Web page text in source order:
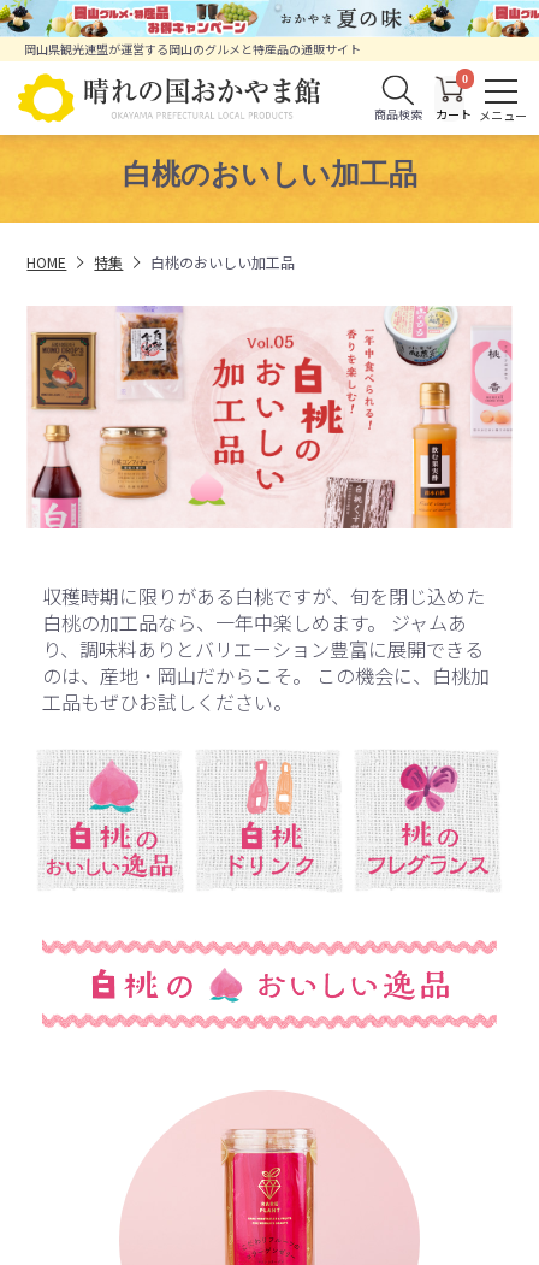
岡山県観光連盟が運営する岡山のグルメと特産品の通販サイト
商品検索
0
白桃のおいしい加工品
HOME 特集 白桃のおいしい加工品
収穫時期に限りがある白桃ですが、旬を閉じ込めた
白桃の加工品なら、一年中楽しめます。
ジャムあ
り、調味料ありとバリエーション豊富に展開できる
のは、産地・岡山だからこそ。
この機会に、白桃加
工品もぜひお試しください。